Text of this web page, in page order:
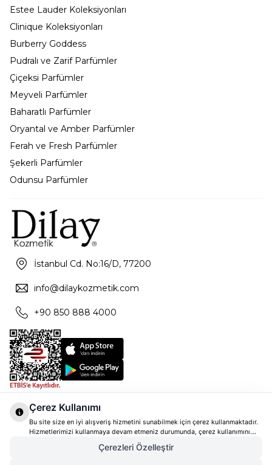
Estee Lauder Koleksiyonları
Clinique Koleksiyonları
Burberry Goddess
Pudralı ve Zarif Parfümler
Çiçeksi Parfümler
Meyveli Parfümler
Baharatlı Parfümler
Oryantal ve Amber Parfümler
Ferah ve Fresh Parfümler
Şekerli Parfümler
Odunsu Parfümler
İstanbul Cd. No:16/D, 77200
info@dilaykozmetik.com
+90 850 888 4000
Çerez Kullanımı
Bu site size en iyi alışveriş hizmetini sunabilmek için çerez kullanmaktadır.
Hizmetlerimizi kullanmaya devam etmeniz durumunda, çerez kullanımını
kabul ettiğinizi varsayacağız. Çerezler hakkında daha fazla bilgi ve nasıl
reddedeceğinizi öğrenmek içintıklayınız
Çerezleri Özelleştir